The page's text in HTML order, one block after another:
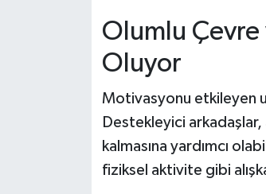
Olumlu Çevre
Oluyor
Motivasyonu etkileyen
Destekleyici arkadaşlar,
kalmasına yardımcı
fiziksel aktivite gibi